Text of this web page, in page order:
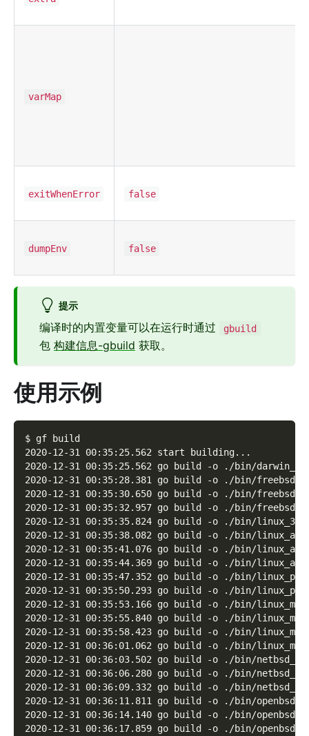
varMap
exitWhenError false
dumpEnv false
提示
编译时的内置变量可以在运行时通过 gbuild
包 构建信息-gbuild 获取。
使用示例
$ gf build
2020-12-31 00:35:25.562 start building...
2020-12-31 00:35:25.562 go build -o ./bin/
2020-12-31 00:35:28.381 go build -o ./bin/
2020-12-31 00:35:30.650 go build -o ./bin/
2020-12-31 00:35:32.957 go build -o ./bin/
2020-12-31 00:35:35.824 go build -o ./bin/
2020-12-31 00:35:38.082 go build -o ./bin/
2020-12-31 00:35:41.076 go build -o ./bin/
2020-12-31 00:35:44.369 go build -o ./bin/
2020-12-31 00:35:47.352 go build -o ./bin/
2020-12-31 00:35:50.293 go build -o ./bin/
2020-12-31 00:35:53.166 go build -o ./bin/
2020-12-31 00:35:55.840 go build -o ./bin/
2020-12-31 00:35:58.423 go build -o ./bin/
2020-12-31 00:36:01.062 go build -o ./bin/
2020-12-31 00:36:03.502 go build -o ./bin/
2020-12-31 00:36:06.280 go build -o ./bin/
2020-12-31 00:36:09.332 go build -o ./bin/
2020-12-31 00:36:11.811 go build -o ./bin/
2020-12-31 00:36:14.140 go build -o ./bin/
2020-12-31 00:36:17.859 go build -o ./bin/